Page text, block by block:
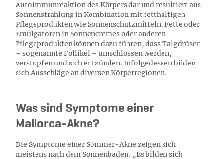
Autoimmunreaktion des Körpers dar und resultiert aus
Sonnenstrahlung in Kombination mit fetthaltigen
Pflegeprodukten wie Sonnenschutzmitteln. Fette oder
Emulgatoren in Sonnencremes oder anderen
Pflegeprodukten können dazu führen, dass Talgdrüsen
– sogenannte Follikel – umschlossen werden,
verstopfen und sich entzünden. Infolgedessen bilden
sich Ausschläge an diversen Körperregionen.
Was sind Symptome einer
Mallorca-Akne?
Die Symptome einer Sommer-Akne zeigen sich
meistens nach dem Sonnenbaden. „Es bilden sich